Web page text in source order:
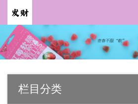
栏目分类